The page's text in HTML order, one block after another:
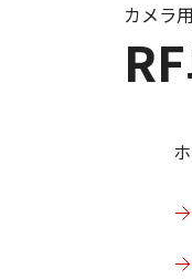
カメラ